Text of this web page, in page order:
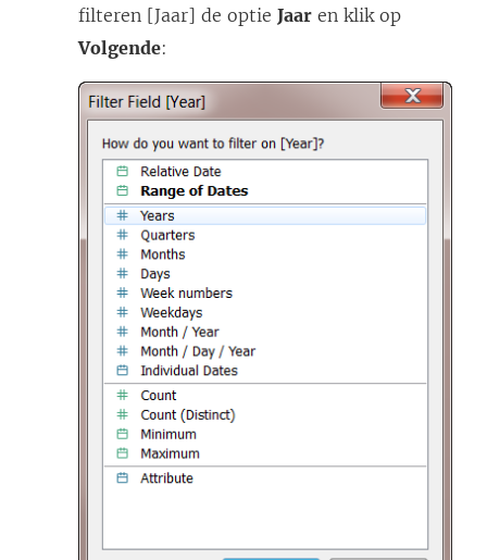
filteren [Jaar] de optie Jaar en klik op
Volgende: